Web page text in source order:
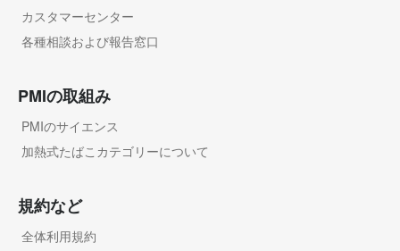
カスタマーセンター
各種相談および報告窓口
PMIの取組み
PMIのサイエンス
加熱式たばこカテゴリーについて
規約など
全体利用規約